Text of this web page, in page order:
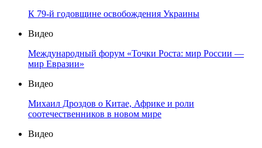
К 79-й годовщине освобождения Украины
Видео
Международный форум «Точки Роста: мир России —
мир Евразии»
Видео
Михаил Дроздов о Китае, Африке и роли
соотечественников в новом мире
Видео